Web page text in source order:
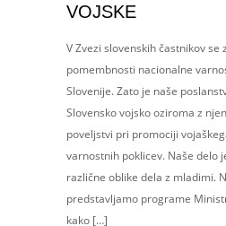
VOJSKE
V Zvezi slovenskih častnikov se
pomembnosti nacionalne
Slovenije. Zato je naše
Slovensko vojsko oziroma z
poveljstvi pri promociji
varnostnih poklicev. Naše delo
različne oblike dela z mladimi.
predstavljamo programe
kako […]